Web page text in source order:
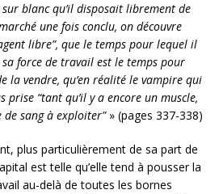
blanc qu’il disposait librement de
une fois conclu, on découvre
libre”, que le temps pour lequel il
force de travail est le temps pour
la vendre, qu’en réalité le vampire qui
prise “tant qu’il y a encore un muscle,
sang à exploiter”» (pages 337-338)
plus particulièrement de sa part de
est telle qu’elle tend à pousser la
au-delà de toutes les bornes